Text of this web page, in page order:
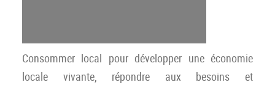
Consommer local pour développer une économie
locale vivante, répondre aux besoins et